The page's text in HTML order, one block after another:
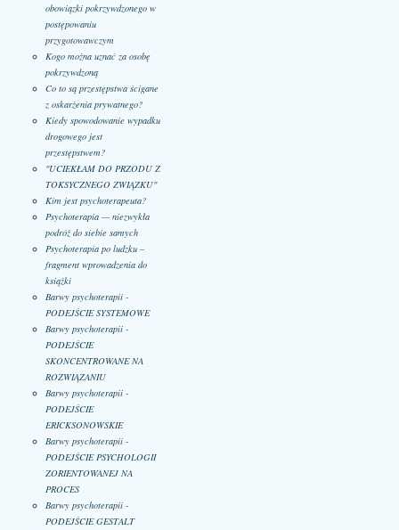
obowiązki pokrzywdzonego w
postępowaniu
przygotowawczym
Kogo można uznać za osobę
pokrzywdzoną
Co to są przestępstwa ścigane
z oskarżenia prywatnego?
Kiedy spowodowanie wypadku
drogowego jest
przestępstwem?
"UCIEKŁAM DO PRZODU Z
TOKSYCZNEGO ZWIĄZKU"
Kim jest psychoterapeuta?
Psychoterapia — niezwykła
podróż do siebie samych
Psychoterapia po ludzku –
fragment wprowadzenia do
książki
Barwy psychoterapii -
PODEJŚCIE SYSTEMOWE
Barwy psychoterapii -
PODEJŚCIE
SKONCENTROWANE NA
ROZWIĄZANIU
Barwy psychoterapii -
PODEJŚCIE
ERICKSONOWSKIE
Barwy psychoterapii -
PODEJŚCIE PSYCHOLOGII
ZORIENTOWANEJ NA
PROCES
Barwy psychoterapii -
PODEJŚCIE GESTALT